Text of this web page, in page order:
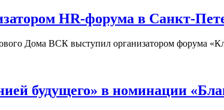
HR-форума в Санкт-
Дома ВСК выступил организатором форума
будущего» в номинации